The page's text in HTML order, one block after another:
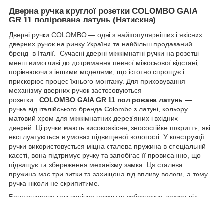
Дверна ручка круглої розетки COLOMBO GAIA
GR 11 полірована латунь (Натискна)
Дверні ручки COLOMBO — одні з найпопулярніших і якісних
дверних ручок на ринку України та найбільш продаваний
бренд в Італії. Сучасні дверні міжкімнатні ручки на розетці
менш вимогливі до дотримання певної міжосьової відстані,
порівнюючи з іншими моделями, що істотно спрощує і
прискорює процес їхнього монтажу. Для приховування
механізму дверних ручок застосовуються
розетки.
COLOMBO GAIA GR 11 полірована латунь —
ручка від італійського бренда Colombo з латуні, кольору
матовий хром для міжкімнатних дерев'яних і вхідних
дверей. Ці ручки мають високоякісне, зносостійке покриття, які
експлуатуються в умовах підвищеної вологості. У конструкції
ручки використовується міцна сталева пружина в спеціальній
касеті, вона підтримує ручку та запобігає її провисанню, що
підвищує та збереження механізму замка. Ця сталева
пружина має три витки та захищена від впливу вологи, а тому
ручка ніколи не скрипитиме.